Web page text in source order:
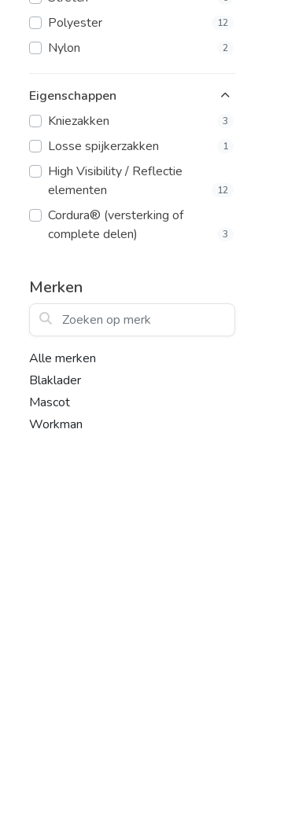
Polyester 12
Nylon 2
Eigenschappen
Kniezakken
3
Losse spijkerzakken 1
High Visibility / Reflectie
elementen
12
Cordura® (versterking of
complete delen)
3
Merken
Zoeken op merk
Alle merken
Blaklader
Mascot
Workman